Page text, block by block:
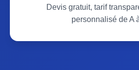
Devis gratuit, tarif
personnalisé de A